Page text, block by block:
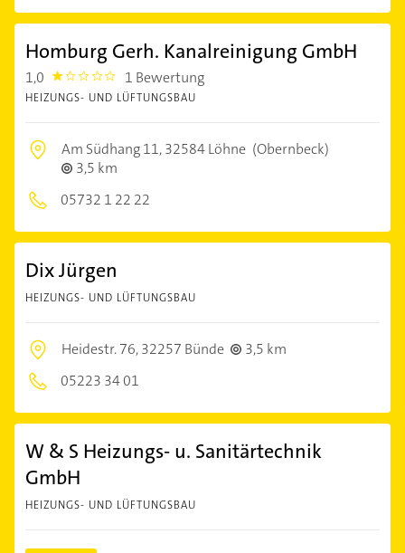
Homburg Gerh. Kanalreinigung GmbH
1,0 1.0 1 Bewertung
HEIZUNGS- UND LÜFTUNGSBAU
Am Südhang 11,32584 Löhne (Obernbeck)
3,5 km
05732 1 22 22
Dix Jürgen
HEIZUNGS- UND LÜFTUNGSBAU
Heidestr. 76,32257 Bünde
3,5 km
05223 34 01
W & S Heizungs- u. Sanitärtechnik
GmbH
HEIZUNGS- UND LÜFTUNGSBAU